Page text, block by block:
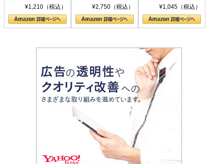
シリーズ)¥1,210（税込）
〈ヤヌス〉の二つ
の顔
¥2,750（税込）
ル新書)¥1,045（税込）